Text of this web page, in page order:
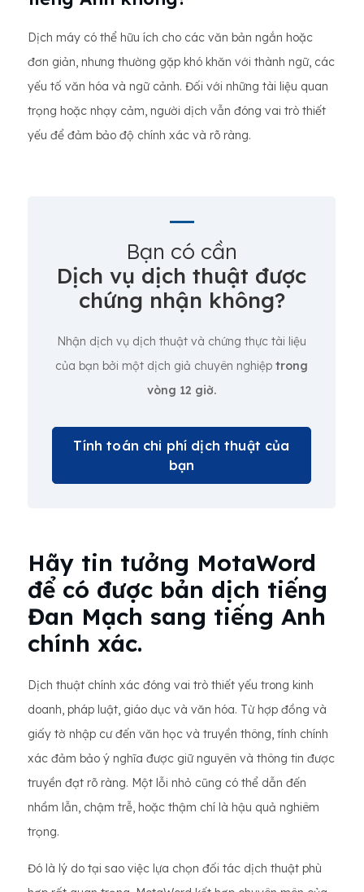
Dịch máy có thể hữu ích cho các văn bản ngắn hoặc
đơn giản, nhưng thường gặp khó khăn với thành ngữ, các
yếu tố văn hóa và ngữ cảnh. Đối với những tài liệu quan
trọng hoặc nhạy cảm, người dịch vẫn đóng vai trò thiết
yếu để đảm bảo độ chính xác và rõ ràng.
Bạn có cần
Dịch vụ dịch thuật được
chứng nhận không?
Nhận dịch vụ dịch thuật và chứng thực tài liệu
của bạn bởi một dịch giả chuyên nghiệp trong
vòng 12 giờ.
Tính toán chi phí dịch thuật của
bạn
Hãy tin tưởng MotaWord
để có được bản dịch tiếng
Đan Mạch sang tiếng Anh
chính xác.
Dịch thuật chính xác đóng vai trò thiết yếu trong kinh
doanh, pháp luật, giáo dục và văn hóa. Từ hợp đồng và
giấy tờ nhập cư đến văn học và truyền thông, tính chính
xác đảm bảo ý nghĩa được giữ nguyên và thông tin được
truyền đạt rõ ràng. Một lỗi nhỏ cũng có thể dẫn đến
nhầm lẫn, chậm trễ, hoặc thậm chí là hậu quả nghiêm
trọng.
Đó là lý do tại sao việc lựa chọn đối tác dịch thuật phù